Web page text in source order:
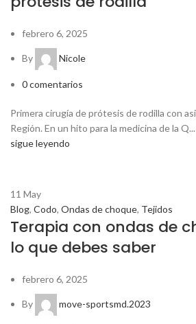
febrero 6, 2025
By Nicole
0comentarios
Primera cirugía de prótesis de rodilla con
Región. En un hito para la medicina de la Q...
sigue leyendo
11 May
Blog, Codo, Ondas de choque, Tejidos
Terapia con ondas de
lo que debes saber
febrero 6, 2025
By move-sportsmd.2023